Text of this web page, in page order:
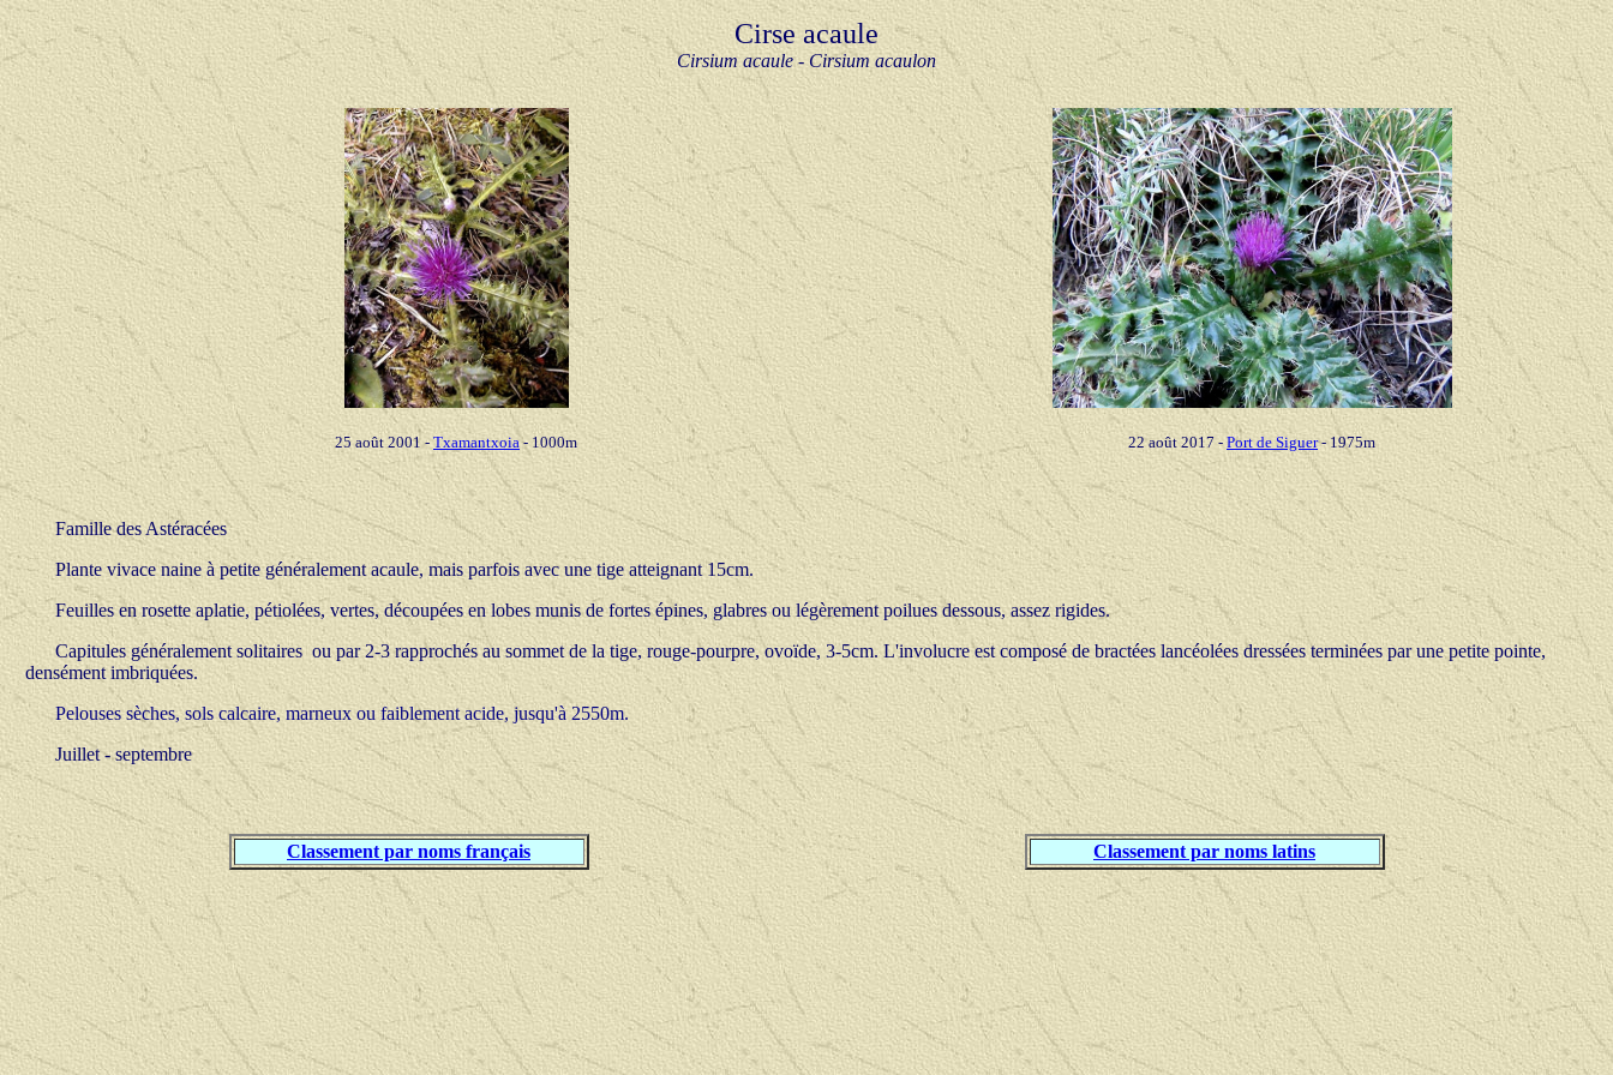
Cirse acaule
Cirsium acaule - Cirsium acaulon
25 août 2001 - Txamantxoia- 1000m 22 août 2017 - Port de Siguer- 1975m
Famille des Astéracées
Plante vivace naine à petite généralement acaule, mais parfois avec une tige atteignant 15cm.
Feuilles en rosette aplatie, pétiolées, vertes, découpées en lobes munis de fortes épines, glabres ou légèrement poilues dessous, assez rigides.
Capitules généralement solitaires ou par 2-3 rapprochés au sommet de la tige, rouge-pourpre, ovoïde, 3-5cm. L'involucre est composé de bractées lancéolées dressées terminées par une petite pointe,
densément imbriquées.
Pelouses sèches, sols calcaire, marneux ou faiblement acide, jusqu'à 2550m.
Juillet - septembre
Classement par noms français Classement par noms latins